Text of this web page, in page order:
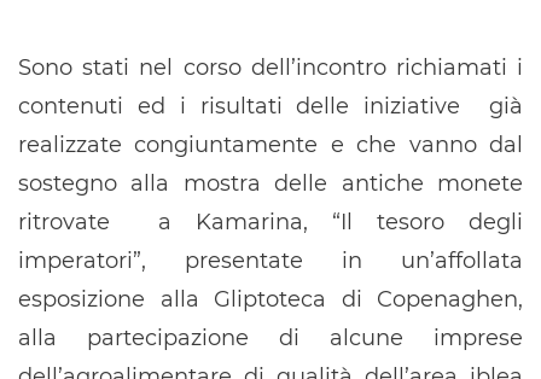
Sono stati nel corso dell’incontro richiamati i
contenuti ed i risultati delle iniziative già
realizzate congiuntamente e che vanno dal
sostegno alla mostra delle antiche monete
ritrovate a Kamarina, “Il tesoro degli
imperatori”, presentate in un’affollata
esposizione alla Gliptoteca di Copenaghen,
alla partecipazione di alcune imprese